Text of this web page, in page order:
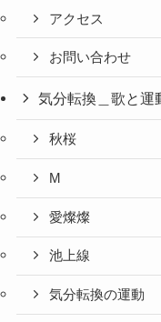
アクセス
お問い合わせ
気分転換＿歌と運
秋桜
M
愛燦燦
池上線
気分転換の運動